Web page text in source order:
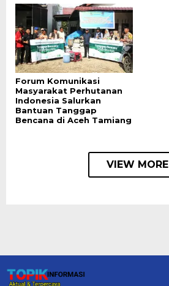
Forum Komunikasi
Masyarakat Perhutanan
Indonesia Salurkan
Bantuan Tanggap
Bencana di Aceh Tamiang
VIEW MORE